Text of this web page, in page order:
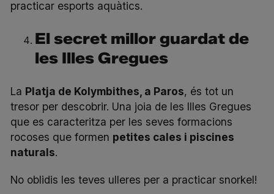
practicar esports aquàtics.
El secret millor guardat de
les Illes Gregues
La Platja de Kolymbithes, a Paros, és tot un
tresor per descobrir. Una joia de les Illes Gregues
que es caracteritza per les seves formacions
rocoses que formen petites cales i piscines
naturals.
No oblidis les teves ulleres per a practicar snorkel!